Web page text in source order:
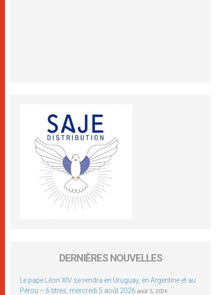
DERNIÈRES NOUVELLES
Le pape Léon XIV se rendra en Uruguay, en Argentine et au
Pérou – 6 titres, mercredi 5 août 2026 août 5, 2026